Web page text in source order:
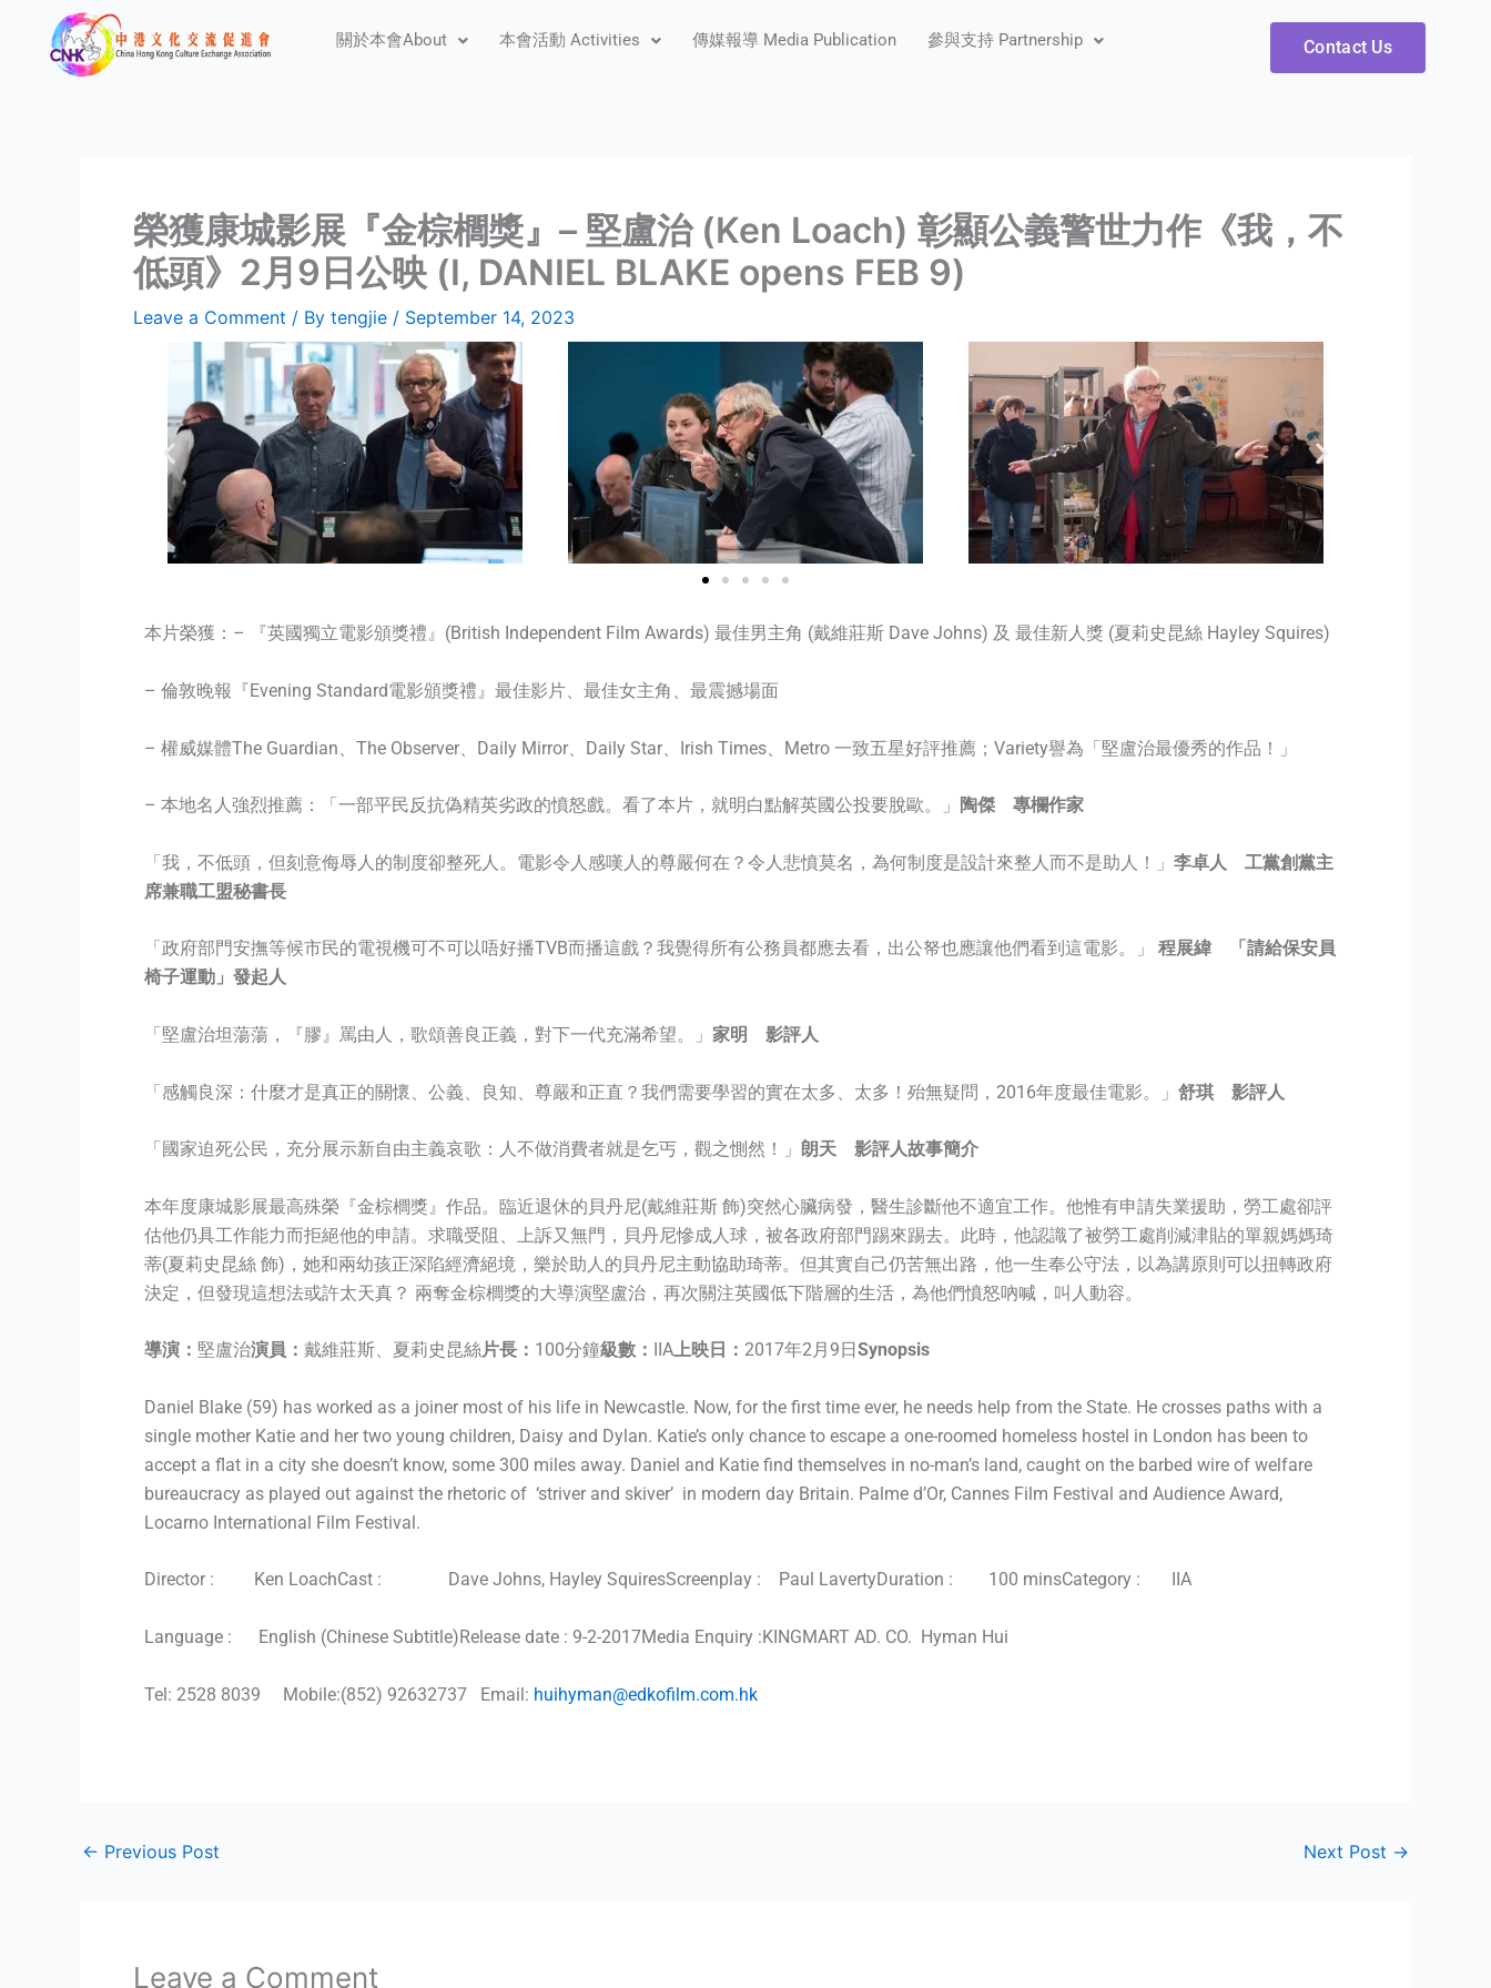
content
關於本會About 本會活動 Activities 傳媒報導 Media Publication 參與支持 Partnership Contact Us
榮獲康城影展『金棕櫚獎』– 堅盧治 (Ken Loach) 彰顯公義警世力作《我，不
低頭》2月9日公映 (I, DANIEL BLAKE opens FEB 9)
Leave a Comment / By tengjie / September 14, 2023
本片榮獲： – 『英國獨立電影頒獎禮』(British Independent Film Awards) 最佳男主角 (戴維莊斯 Dave Johns) 及 最佳新人獎 (夏莉史昆絲 Hayley Squires)
– 倫敦晚報『Evening Standard電影頒獎禮』最佳影片、最佳女主角、最震撼場面
– 權威媒體The Guardian、The Observer、Daily Mirror、Daily Star、Irish Times、Metro 一致五星好評推薦；Variety譽為「堅盧治最優秀的作品！」
– 本地名人強烈推薦： 「一部平民反抗偽精英劣政的憤怒戲。看了本片，就明白點解英國公投要脫歐。」 陶傑 專欄作家
「我，不低頭，但刻意侮辱人的制度卻整死人。電影令人感嘆人的尊嚴何在？令人悲憤莫名，為何制度是設計來整人而不是助人！」 李卓人 工黨創黨主
席兼職工盟秘書長
「政府部門安撫等候市民的電視機可不可以唔好播TVB而播這戲？我覺得所有公務員都應去看，出公帑也應讓他們看到這電影。」 程展緯 「請給保安員
椅子運動」發起人
「堅盧治坦蕩蕩，『膠』罵由人，歌頌善良正義，對下一代充滿希望。」 家明 影評人
「感觸良深：什麼才是真正的關懷、公義、良知、尊嚴和正直？我們需要學習的實在太多、太多！殆無疑問，2016年度最佳電影。」 舒琪 影評人
「國家迫死公民，充分展示新自由主義哀歌：人不做消費者就是乞丐，觀之惻然！」 朗天 影評人故事簡介
本年度康城影展最高殊榮『金棕櫚獎』作品。臨近退休的貝丹尼(戴維莊斯 飾)突然心臟病發，醫生診斷他不適宜工作。他惟有申請失業援助，勞工處卻評
估他仍具工作能力而拒絕他的申請。求職受阻、上訴又無門，貝丹尼慘成人球，被各政府部門踢來踢去。此時，他認識了被勞工處削減津貼的單親媽媽琦
蒂(夏莉史昆絲 飾)，她和兩幼孩正深陷經濟絕境，樂於助人的貝丹尼主動協助琦蒂。但其實自己仍苦無出路，他一生奉公守法，以為講原則可以扭轉政府
決定，但發現這想法或許太天真？ 兩奪金棕櫚獎的大導演堅盧治，再次關注英國低下階層的生活，為他們憤怒吶喊，叫人動容。
導演： 堅盧治演員： 戴維莊斯、夏莉史昆絲片長： 100分鐘級數： IIA上映日： 2017年2月9日 Synopsis
Daniel Blake (59) has worked as a joiner most of his life in Newcastle. Now, for the first time ever, he needs help from the State. He crosses paths with a
single mother Katie and her two young children, Daisy and Dylan. Katie’s only chance to escape a one-roomed homeless hostel in London has been to
accept a flat in a city she doesn’t know, some 300 miles away. Daniel and Katie find themselves in no-man’s land, caught on the barbed wire of welfare
bureaucracy as played out against the rhetoric of ‘striver and skiver’ in modern day Britain. Palme d’Or, Cannes Film Festival and Audience Award,
Locarno International Film Festival.
Director : Ken LoachCast : Dave Johns, Hayley SquiresScreenplay : Paul LavertyDuration : 100 minsCategory : IIA
Language : English (Chinese Subtitle)Release date : 9-2-2017Media Enquiry :KINGMART AD. CO. Hyman Hui
Tel: 2528 8039 Mobile:(852) 92632737 Email: huihyman@edkofilm.com.hk
← Previous Post Next Post →
Leave a Comment